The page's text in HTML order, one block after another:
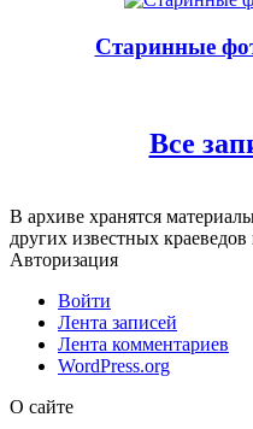
Старинные
Все
В архиве хранятся
других известных
Авторизация
Войти
Лента записей
Лента комментариев
WordPress.org
О сайте